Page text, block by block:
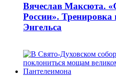
Вячеслав Максюта.
России». Тренировка
Энгельса